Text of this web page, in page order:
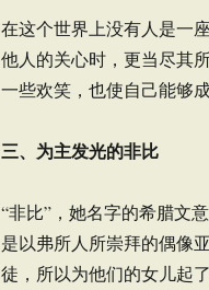
在这个世界上没有人是一
他人的关心时，更当尽其
一些欢笑，也使自己能够
三、为主发光的非比
“非比”，她名字的希腊文
是以弗所人所崇拜的偶像
徒，所以为他们的女儿起